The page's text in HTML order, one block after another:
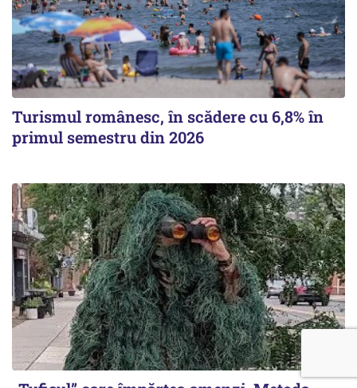
Turismul românesc, în scădere cu 6,8% în
primul semestru din 2026